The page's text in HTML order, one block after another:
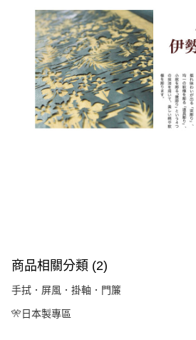
商品相關分類 (2)
手拭．屏風．掛軸．門簾
🎌日本製專區